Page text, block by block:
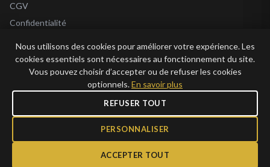
CGV
Confidentialité
À Propos
© 2026 Bijoux en Vogue. Tous droits réservés.
Nous utilisons des cookies pour améliorer votre expérience. Les
cookies essentiels sont nécessaires au fonctionnement du site.
Vous pouvez choisir d’accepter ou de refuser les cookies
optionnels.En savoir plus
REFUSER TOUT
PERSONNALISER
ACCEPTER TOUT